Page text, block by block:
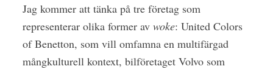
Jag kommer att tänka på tre företag som
representerar olika former av woke: United Colors
of Benetton, som vill omfamna en multifärgad
mångkulturell kontext, bilföretaget Volvo som